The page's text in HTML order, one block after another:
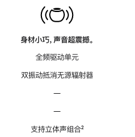
身材小巧，声音超震撼。
全频驱动单元
双振动抵消无源辐射器
—
—
支持立体声组合脚
²